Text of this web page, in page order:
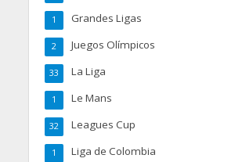
Grandes Ligas
1
Juegos Olímpicos
2
La Liga
33
Le Mans
1
Leagues Cup
32
Liga de Colombia
1